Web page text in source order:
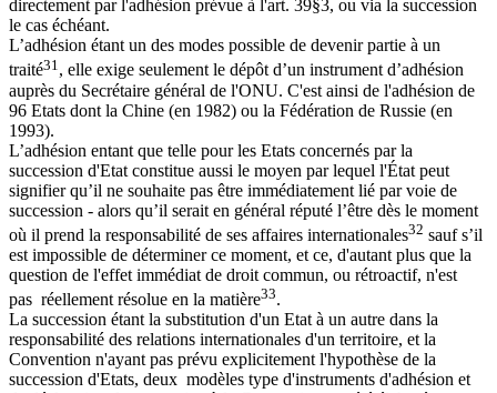
directement par l'adhésion prévue à l'art. 39§3, ou via la succession
le cas échéant.
L’adhésion étant un des modes possible de devenir partie à un
traité31 , elle exige seulement le dépôt d’un instrument d’adhésion
auprès du Secrétaire général de l'ONU. C'est ainsi de l'adhésion de
96 Etats dont la Chine (en 1982) ou la Fédération de Russie (en
1993).
L’adhésion entant que telle pour les Etats concernés par la
succession d'Etat constitue aussi le moyen par lequel l'État peut
signifier qu’il ne souhaite pas être immédiatement lié par voie de
succession - alors qu’il serait en général réputé l’être dès le moment
où il prend la responsabilité de ses affaires internationales32 sauf s’il
est impossible de déterminer ce moment, et ce, d'autant plus que la
question de l'effet immédiat de droit commun, ou rétroactif, n'est
pas réellement résolue en la matière33.
La succession étant la substitution d'un Etat à un autre dans la
responsabilité des relations internationales d'un territoire, et la
Convention n'ayant pas prévu explicitement l'hypothèse de la
succession d'Etats, deux modèles type d'instruments d'adhésion et